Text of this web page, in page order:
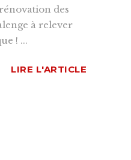
des
à relever
! ...
LIRE L'ARTICLE